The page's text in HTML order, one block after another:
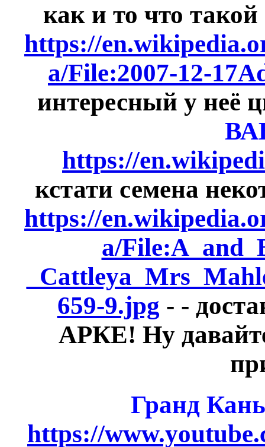
как и то что
https://
a/File:2007-12-
интересный у неё
https://
кстати семена
https://
a/
659-9.jpg - -
АРКЕ! Ну
Гранд
https://